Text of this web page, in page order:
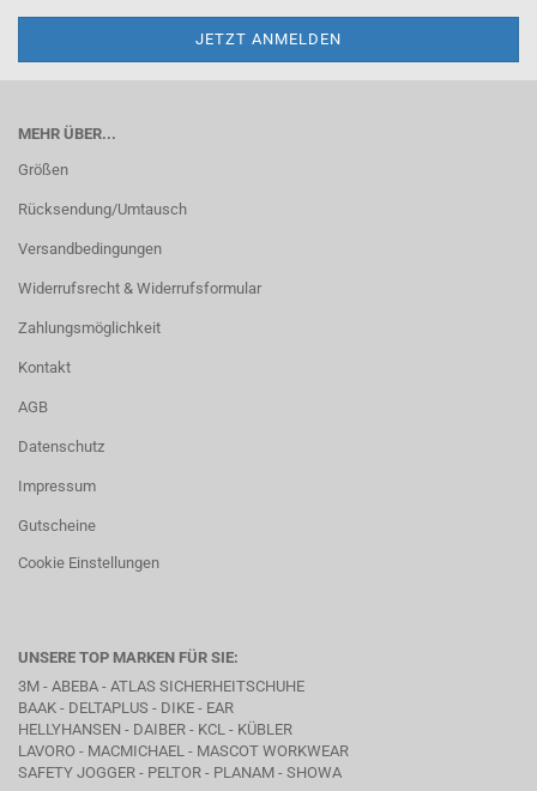
MEHR ÜBER...
Größen
Rücksendung/Umtausch
Versandbedingungen
Widerrufsrecht & Widerrufsformular
Zahlungsmöglichkeit
Kontakt
AGB
Datenschutz
Impressum
Gutscheine
Cookie Einstellungen
UNSERE TOP MARKEN FÜR SIE:
3M - ABEBA - ATLAS SICHERHEITSCHUHE
BAAK - DELTAPLUS - DIKE - EAR
HELLYHANSEN - DAIBER - KCL - KÜBLER
LAVORO - MACMICHAEL - MASCOT WORKWEAR
SAFETY JOGGER - PELTOR - PLANAM - SHOWA